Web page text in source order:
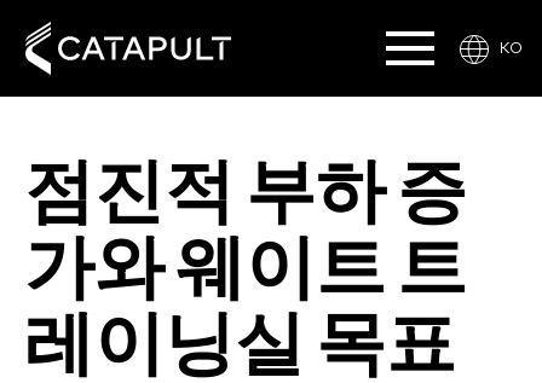
KO
점진적 부하 증
가와 웨이트 트
레이닝실 목표